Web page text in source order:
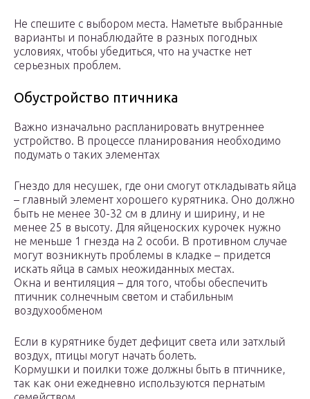
Не спешите с выбором места. Наметьте выбранные
варианты и понаблюдайте в разных погодных
условиях, чтобы убедиться, что на участке нет
серьезных проблем.
Обустройство птичника
Важно изначально распланировать внутреннее
устройство. В процессе планирования необходимо
подумать о таких элементах
Гнездо для несушек, где они смогут откладывать яйца
– главный элемент хорошего курятника. Оно должно
быть не менее 30-32 см в длину и ширину, и не
менее 25 в высоту. Для яйценоских курочек нужно
не меньше 1 гнезда на 2 особи. В противном случае
могут возникнуть проблемы в кладке – придется
искать яйца в самых неожиданных местах.
Окна и вентиляция – для того, чтобы обеспечить
птичник солнечным светом и стабильным
воздухообменом
Если в курятнике будет дефицит света или затхлый
воздух, птицы могут начать болеть.
Кормушки и поилки тоже должны быть в птичнике,
так как они ежедневно используются пернатым